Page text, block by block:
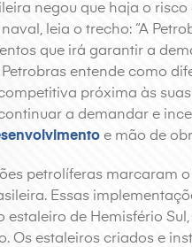
negou que haja o
leia o trecho: “A
que irá garantir a
entende como
próxima às suas
a demandar e
e mão de
petrolíferas marcaram
Essas
de Hemisfério
Os estaleiros criados e